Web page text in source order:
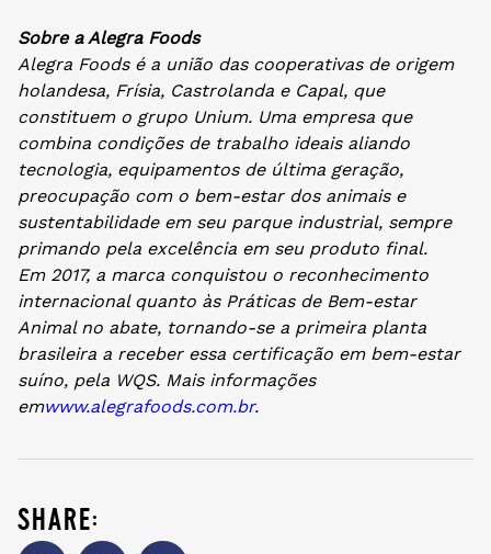
Sobre a Alegra Foods
Alegra Foods é a união das cooperativas de origem
holandesa, Frísia, Castrolanda e Capal, que
constituem o grupo Unium. Uma empresa que
combina condições de trabalho ideais aliando
tecnologia, equipamentos de última geração,
preocupação com o bem-estar dos animais e
sustentabilidade em seu parque industrial, sempre
primando pela excelência em seu produto final.
Em 2017, a marca conquistou o reconhecimento
internacional quanto às Práticas de Bem-estar
Animal no abate, tornando-se a primeira planta
brasileira a receber essa certificação em bem-estar
suíno, pela WQS. Mais informações
emwww.alegrafoods.com.br.
share: